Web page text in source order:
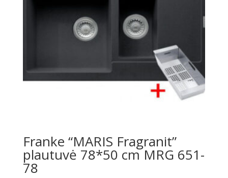
Franke “MARIS Fragranit”
plautuvė 78*50 cm MRG 651-
78